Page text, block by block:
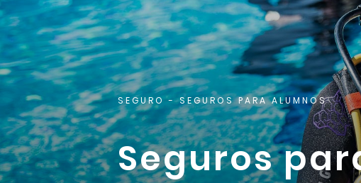
SEGURO - SEGUROS PARA ALUMNOS
Seguros